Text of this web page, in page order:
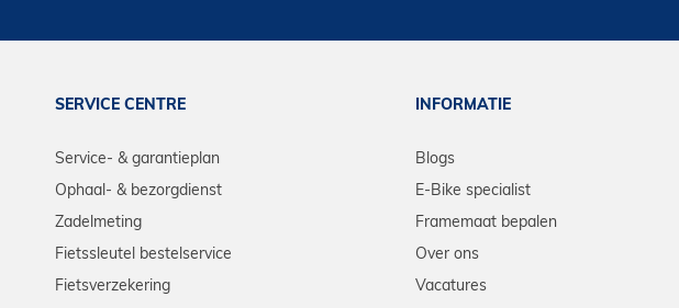
SERVICE CENTRE
Service- & garantieplan
Ophaal- & bezorgdienst
Zadelmeting
Fietssleutel bestelservice
Fietsverzekering
INFORMATIE
Blogs
E-Bike specialist
Framemaat bepalen
Over ons
Vacatures